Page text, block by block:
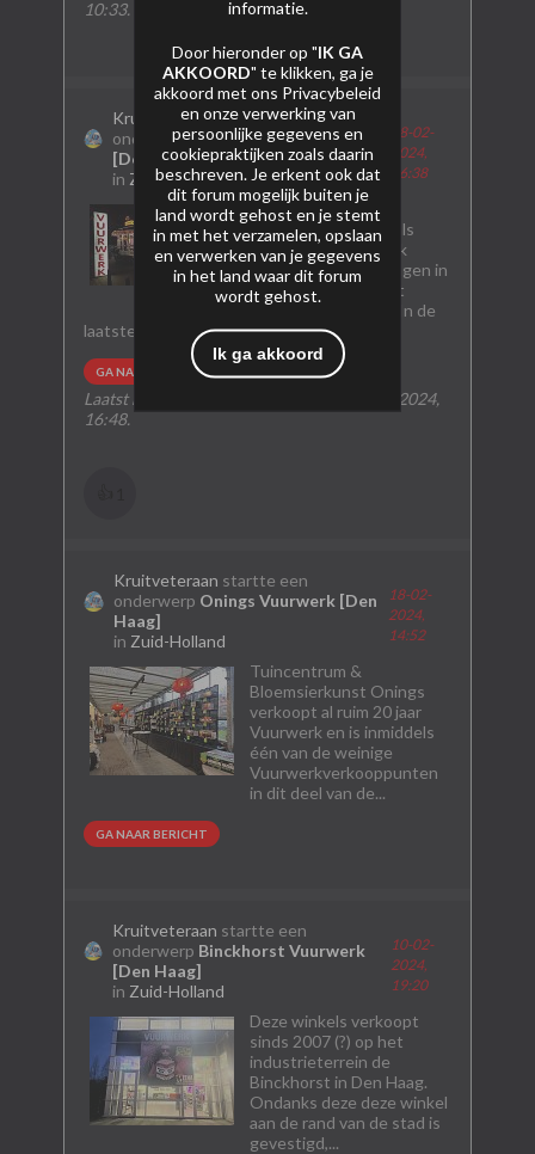
10:33.
Kruitveteraanstartte een
onderwerpHet Hapje Vuurwerk
[Den Haag]
in Zuid-Holland
18-02-
2024,
16:38
Het Hapje fastfood
restaurantverkoop als
sinds 1999 Vuurwerk
vanuit twee vestigingen in
de omgeving van het
Haagse Zuiderpark. In de
laatste week van...
GA NAAR BERICHT
Laatst bewerkt door
18-02-2024,
16:48.
Kruitveteraan startte een
onderwerp Onings Vuurwerk [Den
Haag]
in Zuid-Holland
18-02-
2024,
14:52
Tuincentrum &
Bloemsierkunst Onings
verkoopt al ruim 20 jaar
Vuurwerk en is inmiddels
één van de weinige
Vuurwerkverkooppunten
in dit deel van de...
GA NAAR BERICHT
Kruitveteraan startte een
onderwerp Binckhorst Vuurwerk
[Den Haag]
in Zuid-Holland
10-02-
2024,
19:20
Deze winkels verkoopt
sinds 2007 (?) op het
industrieterrein de
Binckhorst in Den Haag.
Ondanks deze deze winkel
aan de rand van de stad is
gevestigd,...
informatie.
Door hieronder op "IK GA
AKKOORD" te klikken, ga je
akkoord met ons Privacybeleid
en onze verwerking van
persoonlijke gegevens en
cookiepraktijken zoals daarin
beschreven. Je erkent ook dat
dit forum mogelijk buiten je
land wordt gehost en je stemt
in met het verzamelen, opslaan
en verwerken van je gegevens
in het land waar dit forum
wordt gehost.
Ik ga akkoord